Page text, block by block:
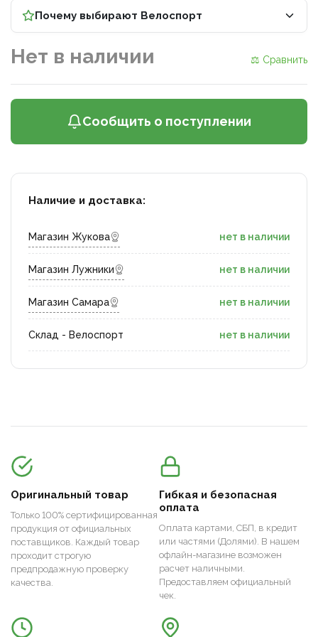
Почему выбирают Велоспорт
Нет в наличии ⚖ Сравнить
Сообщить о поступлении
Наличие и доставка:
Магазин Жукова нет в наличии
Магазин Лужники нет в наличии
Магазин Самара нет в наличии
Склад - Велоспорт нет в наличии
Оригинальный товар
Только 100% сертифицированная
продукция от официальных
поставщиков. Каждый товар
проходит строгую
предпродажную проверку
качества.
Гибкая и безопасная
оплата
Оплата картами, СБП, в кредит
или частями (Долями). В нашем
офлайн-магазине возможен
расчет наличными.
Предоставляем официальный
чек.